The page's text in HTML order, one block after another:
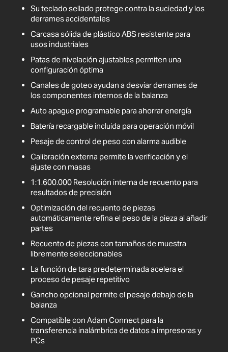
Su teclado sellado protege contra la suciedad y los
derrames accidentales
Carcasa sólida de plástico ABS resistente para
usos industriales
Patas de nivelación ajustables permiten una
configuración óptima
Canales de goteo ayudan a desviar derrames de
los componentes internos de la balanza
Auto apague programable para ahorrar energía
Batería recargable incluida para operación móvil
Pesaje de control de peso con alarma audible
Calibración externa permite la verificación y el
ajuste con masas
1:1.600.000 Resolución interna de recuento para
resultados de precisión
Optimización del recuento de piezas
automáticamente refina el peso de la pieza al añadir
partes
Recuento de piezas con tamaños de muestra
libremente seleccionables
La función de tara predeterminada acelera el
proceso de pesaje repetitivo
Gancho opcional permite el pesaje debajo de la
balanza
Compatible con Adam Connect para la
transferencia inalámbrica de datos a impresoras y
PCs